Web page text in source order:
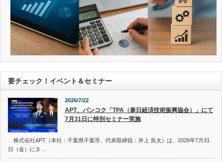
要チェック！イベント＆セミナー
2026/7/22
APT、バンコク「TPA（泰日経済技術振興協会）」にて
7月31日に特別セミナー実施
株式会社APT（本社：千葉県千葉市、代表取締役：井上 良太）は、2026年7月31
日（金）にタ…